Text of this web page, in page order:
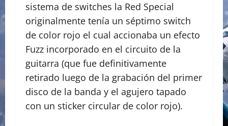
sistema de switches la Red Special
originalmente tenía un séptimo switch
de color rojo el cual accionaba un efecto
Fuzz incorporado en el circuito de la
guitarra (que fue definitivamente
retirado luego de la grabación del primer
disco de la banda y el agujero tapado
con un sticker circular de color rojo).